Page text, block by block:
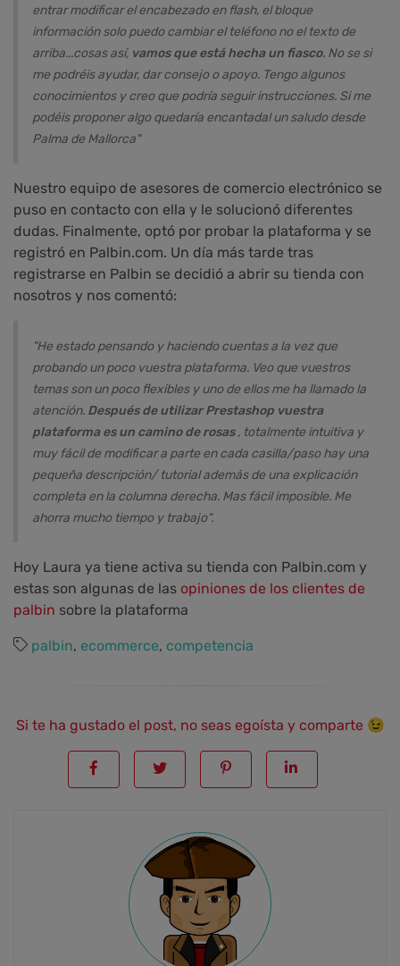
entrar modificar el encabezado en flash, el bloque
información solo puedo cambiar el teléfono no el texto de
arriba...cosas así, vamos que está hecha un fiasco. No se si
me podréis ayudar, dar consejo o apoyo. Tengo algunos
conocimientos y creo que podría seguir instrucciones. Si me
podéis proponer algo quedaría encantada! un saludo desde
Palma de Mallorca"
Nuestro equipo de asesores de comercio electrónico se
puso en contacto con ella y le solucionó diferentes
dudas. Finalmente, optó por probar la plataforma y se
registró en Palbin.com. Un día más tarde tras
registrarse en Palbin se decidió a abrir su tienda con
nosotros y nos comentó:
"He estado pensando y haciendo cuentas a la vez que
probando un poco vuestra plataforma. Veo que vuestros
temas son un poco flexibles y uno de ellos me ha llamado la
atención. Después de utilizar Prestashop vuestra
plataforma es un camino de rosas, totalmente intuitiva y
muy fácil de modificar a parte en cada casilla/paso hay una
pequeña descripción/ tutorial además de una explicación
completa en la columna derecha. Mas fácil imposible. Me
ahorra mucho tiempo y trabajo".
Hoy Laura ya tiene activa su tienda con Palbin.com y
estas son algunas de las opiniones de los clientes de
palbin sobre la plataforma
palbin, ecommerce, competencia
Si te ha gustado el post, no seas egoísta y comparte 😉